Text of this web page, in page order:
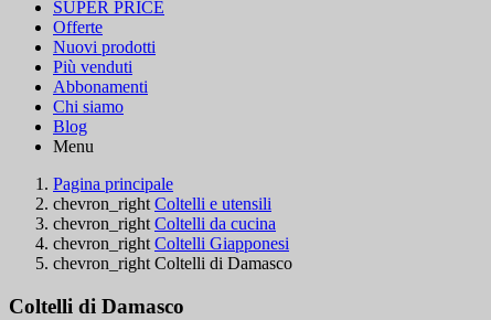
SUPER PRICE
Offerte
Nuovi prodotti
Più venduti
Abbonamenti
Chi siamo
Blog
Menu
Pagina principale
chevron_right Coltelli e utensili
chevron_right Coltelli da cucina
chevron_right Coltelli Giapponesi
chevron_right Coltelli di Damasco
Coltelli di Damasco